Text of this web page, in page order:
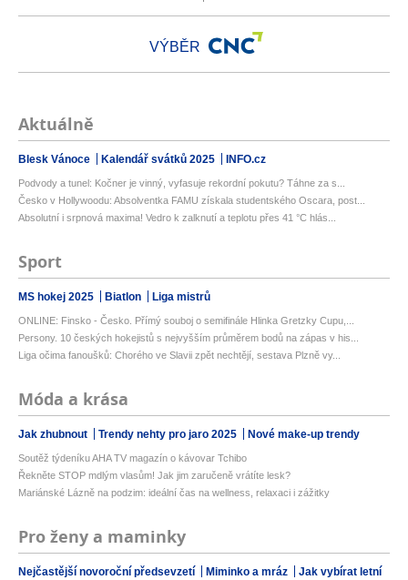
VÝBĚR
Aktuálně
Blesk Vánoce Kalendář svátků 2025 INFO.cz
Podvody a tunel: Kočner je vinný, vyfasuje rekordní pokutu? Táhne za s...
Česko v Hollywoodu: Absolventka FAMU získala studentského Oscara, post...
Absolutní i srpnová maxima! Vedro k zalknutí a teplotu přes 41 °C hlás...
Sport
MS hokej 2025 Biatlon Liga mistrů
ONLINE: Finsko - Česko. Přímý souboj o semifinále Hlinka Gretzky Cupu,...
Persony. 10 českých hokejistů s nejvyšším průměrem bodů na zápas v his...
Liga očima fanoušků: Chorého ve Slavii zpět nechtějí, sestava Plzně vy...
Móda a krása
Jak zhubnout Trendy nehty pro jaro 2025 Nové make-up trendy
Soutěž týdeníku AHA TV magazín o kávovar Tchibo
Řekněte STOP mdlým vlasům! Jak jim zaručeně vrátíte lesk?
Mariánské Lázně na podzim: ideální čas na wellness, relaxaci i zážitky
Pro ženy a maminky
Nejčastější novoroční předsevzetí Miminko a mráz
Jak vybírat letní